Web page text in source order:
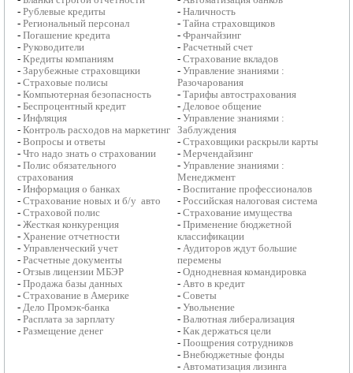
-Рублевые кредиты
-Региональный персонал
-Погашение кредита
-Руководители
-Кредиты компаниям
-Зарубежные страховщики
-Страховые полисы
-Компьютерная безопасность
-Беспроцентный кредит
-Инфляция
-Контроль расходов на маркетинг
-Вопросы и ответы
-Что надо знать о страховании
-Полис обязательного
страхования
-Информация о банках
-Страхование новых и б/у авто
-Страховой полис
-Жесткая конкуренция
- Хранение отчетности
-Управленческий учет
-Расчетные документы
-Отзыв лицензии МБЭР
-Продажа базы данных
-Страхование в Америке
- Дело Промэк-банка
-Расплата за зарплату
-Размещение денег
-Наличность
-Тайна страховщиков
-Франчайзинг
-Расчетный счет
-Страхование вкладов
-Управление знаниями :
Разочарования
-Тарифы автострахования
- Деловое общение
-Управление знаниями :
Заблуждения
-Страховщики раскрыли карты
-Мерчендайзинг
-Управление знаниями :
Менеджмент
-Воспитание профессионалов
-Российская налоговая система
-Страхование имущества
-Применение бюджетной
классификации
- Аудиторов ждут большие
перемены
-Однодневная командировка
- Авто в кредит
-Советы
-Увольнение
-Валютная либерализация
-Как держаться цели
-Поощрения сотрудников
-Внебюджетные фонды
- Автоматизация лизинга